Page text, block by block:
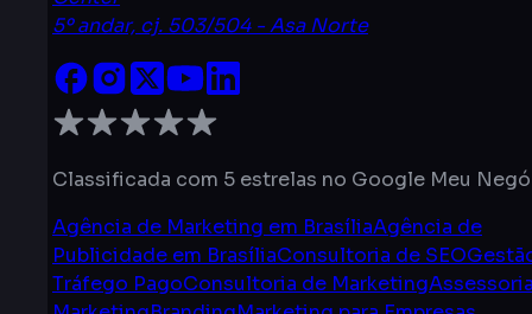
5º andar, cj. 503/504 - Asa Norte
Classificada com 5 estrelas no Google Meu
Agência de Marketing em BrasíliaAgência de
Publicidade em BrasíliaConsultoria de SEO
Tráfego PagoConsultoria de Marketing